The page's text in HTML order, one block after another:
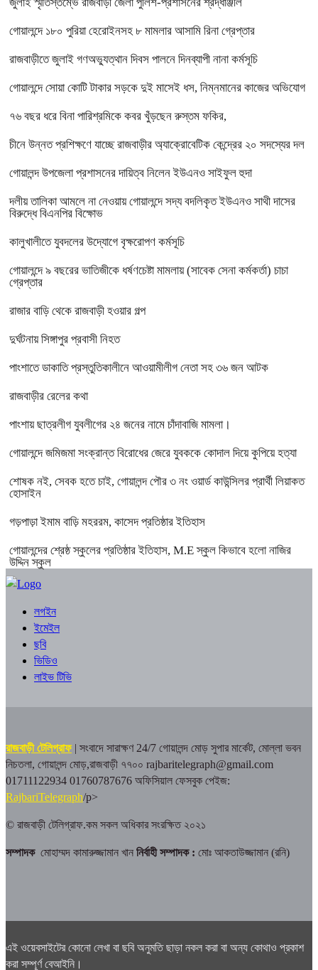
গোয়ালন্দে ১৮০ পুরিয়া হেরোইনসহ ৮ মামলার আসামি রিনা গ্রেপ্তার
রাজবাড়ীতে জুলাই গণঅভ্যুত্থান দিবস পালনে দিনব্যাপী নানা কর্মসূচি
গোয়ালন্দে সোয়া কোটি টাকার সড়কে দুই মাসেই ধস, নিম্নমানের কাজের অভিযোগ
৭৬ বছর ধরে বিনা পারিশ্রমিকে কবর খুঁড়ছেন রুস্তম ফকির,
চীনে উন্নত প্রশিক্ষণে যাচ্ছে রাজবাড়ীর অ্যাক্রোবেটিক কেন্দ্রের ২০ সদস্যের দল
গোয়ালন্দ উপজেলা প্রশাসনের দায়িত্ব নিলেন ইউএনও সাইফুল হুদা
দলীয় তালিকা আমলে না নেওয়ায় গোয়ালন্দে সদ্য বদলিকৃত ইউএনও সাথী দাসের
বিরুদ্ধে বিএনপির বিক্ষোভ
কালুখালীতে যুবদলের উদ্যোগে বৃক্ষরোপণ কর্মসূচি
গোয়ালন্দে ৯ বছরের ভাতিজীকে ধর্ষণচেষ্টা মামলায় (সাবেক সেনা কর্মকর্তা) চাচা
গ্রেপ্তার
রাজার বাড়ি থেকে রাজবাড়ী হওয়ার গল্প
দুর্ঘটনায় সিঙ্গাপুর প্রবাসী নিহত
পাংশাতে ডাকাতি প্রস্তুতিকালীনে আওয়ামীলীগ নেতা সহ ৩৬ জন আটক
রাজবাড়ীর রেলের কথা
পাংশায় ছাত্রলীগ যুবলীগের ২৪ জনের নামে চাঁদাবাজি মামলা।
গোয়ালন্দে জমিজমা সংক্রান্ত বিরোধের জেরে যুবককে কোদাল দিয়ে কুপিয়ে হত্যা
শোষক নই, সেবক হতে চাই, গোয়ালন্দ পৌর ৩ নং ওয়ার্ড কাউন্সিলর প্রার্থী লিয়াকত
হোসাইন
গড়পাড়া ইমাম বাড়ি মহররম, কাসেদ প্রতিষ্ঠার ইতিহাস
গোয়ালন্দের শ্রেষ্ঠ স্কুলের প্রতিষ্ঠার ইতিহাস, M.E স্কুল কিভাবে হলো নাজির
উদ্দিন স্কুল
লগইন
ইমেইল
ছবি
ভিডিও
লাইভ টিভি
রাজবাড়ী টেলিগ্রাফ | সংবাদে সারাক্ষণ 24/7 গোয়ালন্দ মোড় সুপার মার্কেট, মোল্লা ভবন
নিচতলা, গোয়ালন্দ মোড়,রাজবাড়ী ৭৭০০ rajbaritelegraph@gmail.com
01711122934 01760787676 অফিসিয়াল ফেসবুক পেইজ:
RajbariTelegraph/p>
© রাজবাড়ী টেলিগ্রাফ.কম সকল অধিকার সংরক্ষিত ২০২১
সম্পাদক মোহাম্মদ কামারুজ্জামান খান নির্বাহী সম্পাদক : মোঃ আকতাউজ্জামান (রনি)
এই ওয়েবসাইটের কোনো লেখা বা ছবি অনুমতি ছাড়া নকল করা বা অন্য কোথাও প্রকাশ
করা সম্পূর্ণ বেআইনি।